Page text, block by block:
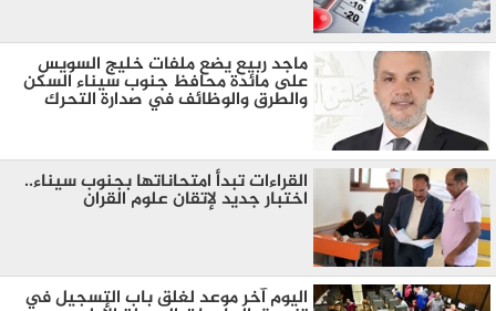
ماجد ربيع يضع ملفات خليج السويس
على مائدة محافظ جنوب سيناء السكن
والطرق والوظائف في صدارة التحرك
القراءات تبدأ امتحاناتها بجنوب سيناء..
اختبار جديد لإتقان علوم القران
اليوم آخر موعد لغلق باب التسجيل في